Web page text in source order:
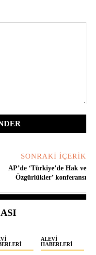
SONRAKI İÇERIK
AP’de ‘Türkiye’de Hak ve
Özgürlükler’ konferansı
ALEVI
HABERLERI